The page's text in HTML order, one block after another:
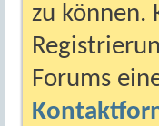
zu können.
Forums